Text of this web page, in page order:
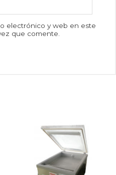
electrónico y web en este
que comente.